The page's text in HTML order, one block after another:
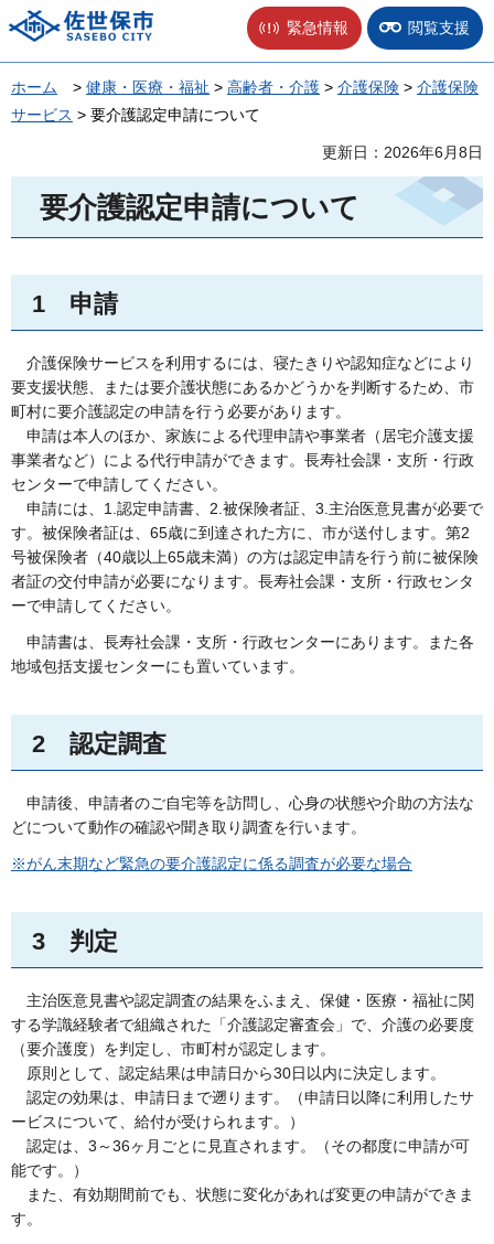
佐世保市 緊急情報 閲覧支援
ホーム > 健康・医療・福祉 > 高齢者・介護 > 介護保険 > 介護保険
サービス > 要介護認定申請について
更新日：2026年6月8日
要介護認定申請について
1 申請
介護保険サービスを利用するには、寝たきりや認知症などにより
要支援状態、または要介護状態にあるかどうかを判断するため、市
町村に要介護認定の申請を行う必要があります。
申請は本人のほか、家族による代理申請や事業者（居宅介護支援
事業者など）による代行申請ができます。長寿社会課・支所・行政
センターで申請してください。
申請には、1.認定申請書、2.被保険者証、3.主治医意見書が必要で
す。被保険者証は、65歳に到達された方に、市が送付します。第2
号被保険者（40歳以上65歳未満）の方は認定申請を行う前に被保険
者証の交付申請が必要になります。長寿社会課・支所・行政センタ
ーで申請してください。
申請書は、長寿社会課・支所・行政センターにあります。また各
地域包括支援センターにも置いています。
2 認定調査
申請後、申請者のご自宅等を訪問し、心身の状態や介助の方法な
どについて動作の確認や聞き取り調査を行います。
※がん末期など緊急の要介護認定に係る調査が必要な場合
3 判 定
主治医意見書や認定調査の結果をふまえ、保健・医療・福祉に関
する学識経験者で組織された「介護認定審査会」で、介護の必要度
（要介護度）を判定し、市町村が認定します。
原則として、認定結果は申請日から30日以内に決定します。
認定の効果は、申請日まで遡ります。（申請日以降に利用したサ
ービスについて、給付が受けられます。）
認定は、3～36ヶ月ごとに見直されます。（その都度に申請が可
能です。）
また 、有効期間前でも、状態に変化があれば変更の申請ができま
す。